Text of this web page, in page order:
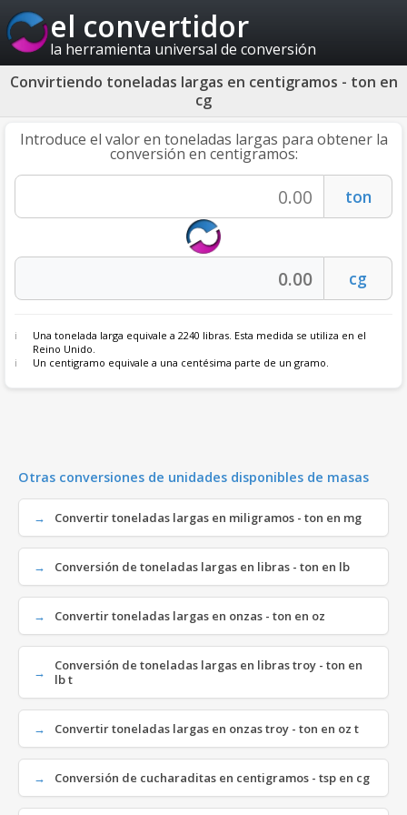
el convertidor
la herramienta universal de conversión
Convirtiendo toneladas largas en centigramos - ton en
cg
Introduce el valor en toneladas largas para obtener la
conversión en centigramos:
Una tonelada larga equivale a 2240 libras. Esta medida se utiliza en el
Reino Unido.
Un centigramo equivale a una centésima parte de un gramo.
Otras conversiones de unidades disponibles de masas
Convertir toneladas largas en miligramos - ton en mg
Conversión de toneladas largas en libras - ton en lb
Convertir toneladas largas en onzas - ton en oz
Conversión de toneladas largas en libras troy - ton en
lb t
Convertir toneladas largas en onzas troy - ton en oz t
Conversión de cucharaditas en centigramos - tsp en cg